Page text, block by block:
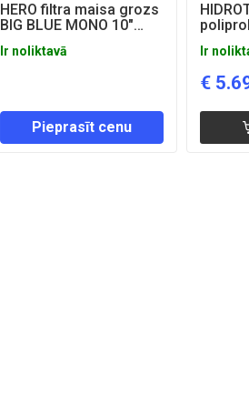
HERO filtra maisa grozs
BIG BLUE MONO 10"
Ir noliktavā
Pieprasīt cenu
Ir
€